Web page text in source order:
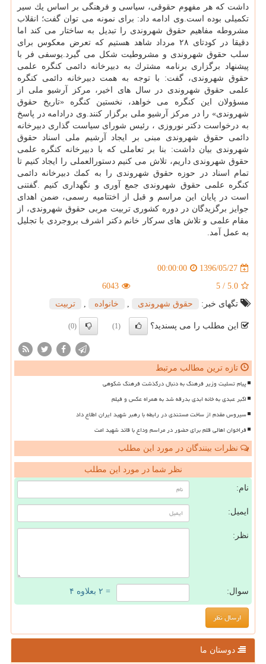
داشت كه هر مفهوم حقوقی، سیاسی و فرهنگی بر اساس یك سیر
تكمیلی بوده است.وی ادامه داد: برای نمونه می توان گفت؛ انقلاب
مشروطه مفاهیم حقوق شهروندی را تبدیل به ساختار می كند اما
دقیقا در كودتای ۲۸ مرداد شاهد هستیم كه تعرض معكوس برای
سلب حقوق شهروندی و مشروطیت شكل می گیرد.یوسفی فر با
پیشنهاد برگزاری برنامه مشترك به دبیرخانه دائمی كنگره علمی
حقوق شهروندی، گفت: با توجه به همت دبیرخانه دائمی كنگره
علمی حقوق شهروندی در سال های اخیر، مركز آرشیو ملی از
مسؤولان این كنگره می خواهد، نخستین كنگره «تاریخ حقوق
شهروندی» را در مركز آرشیو ملی برگزار كنند.وی درادامه در پاسخ
به درخواست دكتر نوروزی ، رئیس شورای سیاست گذاری دبیرخانه
دائمی حقوق شهروندی مبنی بر ایجاد آرشیم ملی اسناد حقوق
شهروندی بیان داشت: بنا بر تعاملی كه با دبیرخانه كنگره علمی
حقوق شهروندی داریم، تلاش می كنیم دستورالعملی را ایجاد كنیم تا
تمام اسناد در حوزه حقوق شهروندی را به كمك دبیرخانه دائمی
كنگره علمی حقوق شهروندی جمع آوری و نگهداری كنیم .گفتنی
است در پایان این مراسم و قبل از اختتامیه رسمی، ضمن اهدای
جوایز برگزیدگان در دوره كشوری تربیت مربی حقوق شهروندی، از
مقام علمی و تلاش های سركار خانم دكتر اشرف بروجردی با تجلیل
به عمل آمد.
1396/05/27
00:00:00
5.0
/
5
6043
تگهای خبر:
حقوق شهروندی , خانواده , تربیت
این مطلب را می پسندید؟ (1)
(0)
تازه ترین مطالب مرتبط
پیام تسلیت وزیر فرهنگ به دنبال درگذشت فرهنگ شکوهی
اکبر عبدی به خانه ابدی بدرقه شد به همراه عکس و فیلم
سیروس مقدم از ساخت مستندی در رابطه با رهبر شهید ایران اطلاع داد
فراخوان اهالی قلم برای حضور در مراسم وداع با قائد شهید امت
نظرات بینندگان در مورد این مطلب
نظر شما در مورد این مطلب
نام:
ایمیل:
نظر:
سوال: = ۲ بعلاوه ۴
دوستان ما